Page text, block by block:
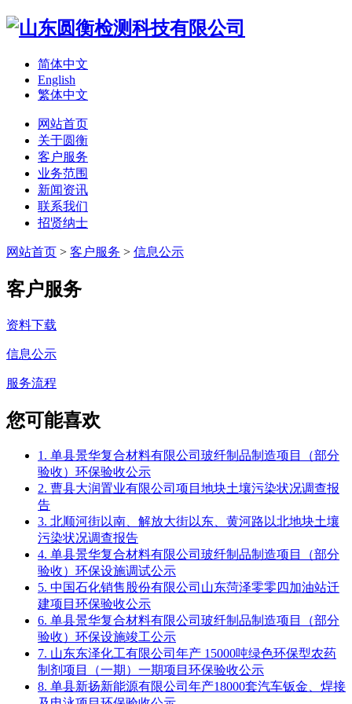
简体中文
English
繁体中文
网站首页
关于圆衡
客户服务
业务范围
新闻资讯
联系我们
招贤纳士
网站首页 > 客户服务 > 信息公示
客户服务
资料下载
信息公示
服务流程
您可能喜欢
1. 单县景华复合材料有限公司玻纤制品制造项目（部分
验收）环保验收公示
2. 曹县大润置业有限公司项目地块土壤污染状况调查报
告
3. 北顺河街以南、解放大街以东、黄河路以北地块土壤
污染状况调查报告
4. 单县景华复合材料有限公司玻纤制品制造项目（部分
验收）环保设施调试公示
5. 中国石化销售股份有限公司山东菏泽零零四加油站迁
建项目环保验收公示
6. 单县景华复合材料有限公司玻纤制品制造项目（部分
验收）环保设施竣工公示
7. 山东东泽化工有限公司年产 15000吨绿色环保型农药
制剂项目（一期）一期项目环保验收公示
8. 单县新扬新能源有限公司年产18000套汽车钣金、焊接